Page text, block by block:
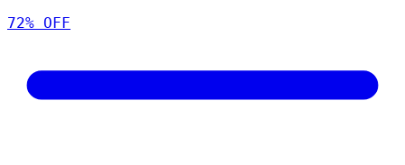
72% OFF